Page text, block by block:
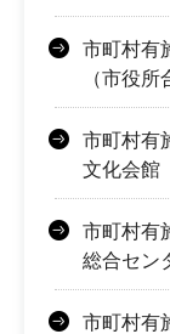
市町村有
（市役所
市町村有
文化会館
市町村有
総合セン
市町村有